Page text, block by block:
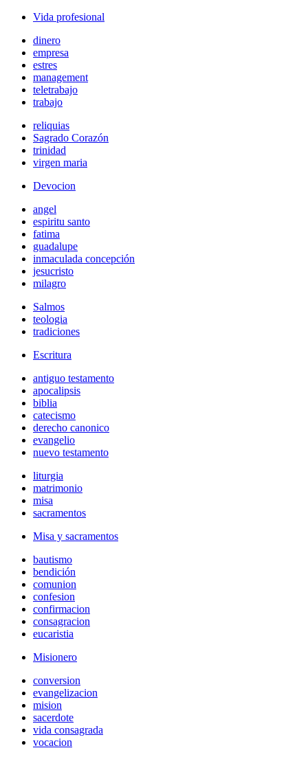
Vida profesional
dinero
empresa
estres
management
teletrabajo
trabajo
reliquias
Sagrado Corazón
trinidad
virgen maria
Devocion
angel
espiritu santo
fatima
guadalupe
inmaculada concepción
jesucristo
milagro
Salmos
teologia
tradiciones
Escritura
antiguo testamento
apocalipsis
biblia
catecismo
derecho canonico
evangelio
nuevo testamento
liturgia
matrimonio
misa
sacramentos
Misa y sacramentos
bautismo
bendición
comunion
confesion
confirmacion
consagracion
eucaristia
Misionero
conversion
evangelizacion
mision
sacerdote
vida consagrada
vocacion